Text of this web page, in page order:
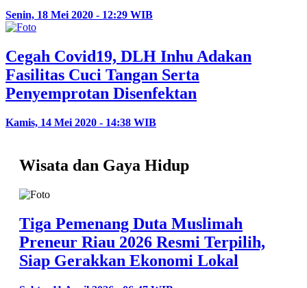
Senin, 18 Mei 2020 - 12:29 WIB
Cegah Covid19, DLH Inhu Adakan
Fasilitas Cuci Tangan Serta
Penyemprotan Disenfektan
Kamis, 14 Mei 2020 - 14:38 WIB
Wisata dan Gaya Hidup
Tiga Pemenang Duta Muslimah
Preneur Riau 2026 Resmi Terpilih,
Siap Gerakkan Ekonomi Lokal